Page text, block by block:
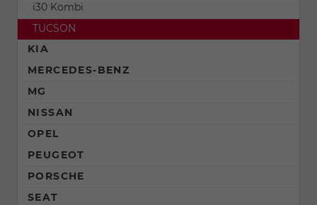
i30 Kombi
TUCSON
KIA
MERCEDES-BENZ
MG
NISSAN
OPEL
PEUGEOT
PORSCHE
SEAT